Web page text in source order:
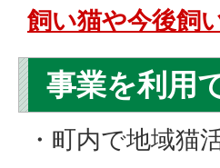
飼い猫や今後飼
事業を利用
・町内で地域猫